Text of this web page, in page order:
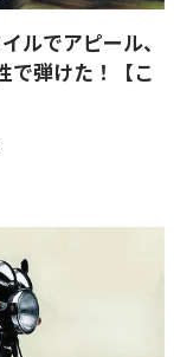
ルでアピール、
で弾けた！【こ